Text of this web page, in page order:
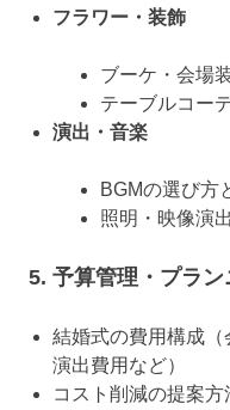
フラワー・装飾
ブーケ・会場
テーブルコー
演出・音楽
BGMの選び方
照明・映像演
5. 予算管理・プラ
結婚式の費用構成（
演出費用など）
コスト削減の提案方